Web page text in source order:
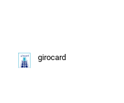
girocard